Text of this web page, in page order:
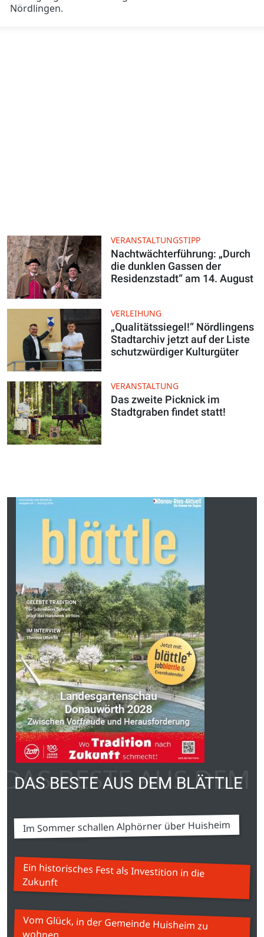
Nördlingen.
VERANSTALTUNGSTIPP
Nachtwächterführung: „Durch
die dunklen Gassen der
Residenzstadt“ am 14. August
VERLEIHUNG
„Qualitätssiegel!“ Nördlingens
Stadtarchiv jetzt auf der Liste
schutzwürdiger Kulturgüter
VERANSTALTUNG
Das zweite Picknick im
Stadtgraben findet statt!
DAS BESTE AUS DEM BLÄTTLE
DAS BESTE AUS DEM
Im Sommer schallen Alphörner über Huisheim
Ein historisches Fest als Investition in die
Zukunft
Vom Glück, in der Gemeinde Huisheim zu